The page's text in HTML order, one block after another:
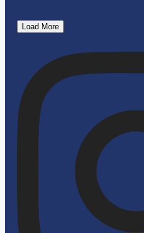
Load More